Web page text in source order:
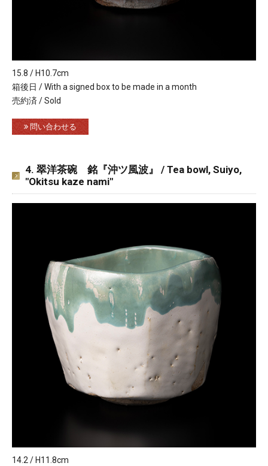
15.8 / H10.7cm
箱後日 / With a signed box to be made in a month
売約済 / Sold
問い合わせる
4. 翠洋茶碗 銘『沖ツ風波』 / Tea bowl, Suiyo,
"Okitsu kaze nami"
14.2 / H11.8cm